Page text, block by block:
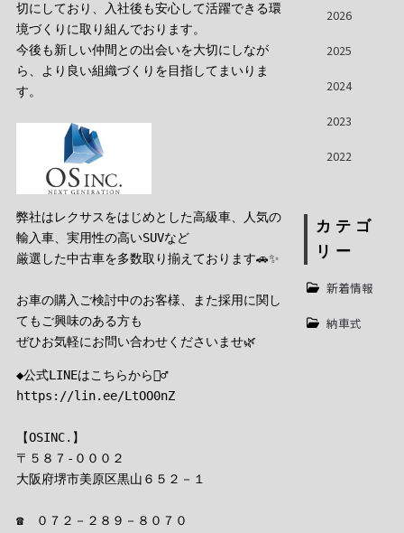
切にしており、入社後も安心して活躍できる環
境づくりに取り組んでおります。
今後も新しい仲間との出会いを大切にしなが
ら、より良い組織づくりを目指してまいりま
す。
弊社はレクサスをはじめとした高級車、人気の
輸入車、実用性の高いSUVなど
厳選した中古車を多数取り揃えております🚗✨
お車の購入ご検討中のお客様、また採用に関し
てもご興味のある方も
ぜひお気軽にお問い合わせくださいませ🌿
◆公式LINEはこちらから💁‍♂️
https://lin.ee/LtOO0nZ
【OSINC.】
〒５８７-０００２
大阪府堺市美原区黒山６５２－１
☎　０７２－２８９－８０７０
2026
2025
2024
2023
2022
カテゴ
リー
新着情報
納車式